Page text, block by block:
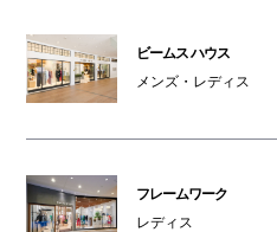
ビームス ハウス
メンズ・レディス
フレームワーク
レディス